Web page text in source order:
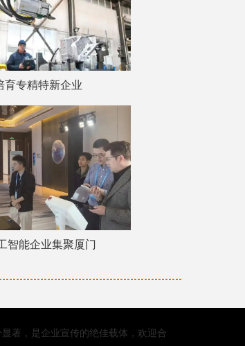
育专精特新企业
智能企业集聚厦门
著，是企业宣传的绝佳载体，欢迎合